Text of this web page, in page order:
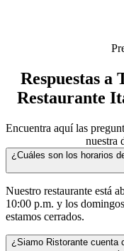
Respuestas a
Restaurante
Encuentra aquí las
nuestra
¿Cuáles son los horarios
Nuestro restaurante está
10:00 p.m. y los
estamos cerrados.
¿Siamo Ristorante cuenta